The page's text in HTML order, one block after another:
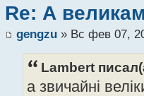
Re: А
gengzu» Вс фев 07,
Lambert
а звичайні